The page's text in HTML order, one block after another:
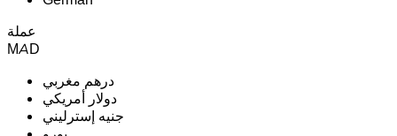
عملة
MAD
درهم مغربي
دولار أمريكي
جنيه إسترليني